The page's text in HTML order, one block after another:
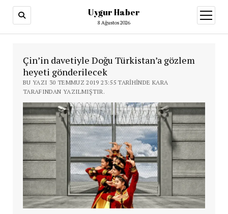
Uygur Haber
8 Ağustos 2026
aç
Çin’in davetiyle Doğu Türkistan’a gözlem
heyeti gönderilecek
BU YAZI 30 TEMMUZ 2019 23:55 TARIHINDE KARA
TARAFINDAN YAZILMIŞTIR.